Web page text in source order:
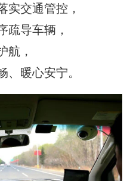
实交通管控，
疏导车辆，
航，
、暖心安宁。